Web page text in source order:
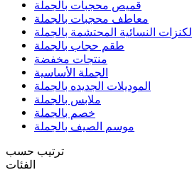
قميص محجبات بالجملة
معاطف محجبات بالجملة
الكنزات النسائية المحتشمة بالجملة
طقم حجاب بالجملة
منتجات مخفضة
الجملة الأساسية
الموديلات الجديده بالجملة
ملابس بالجملة
خصم بالجملة
موسم الصيف بالجملة
ترتيب حسب
الفئات